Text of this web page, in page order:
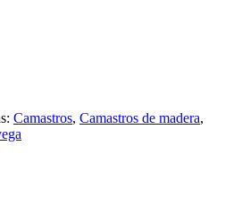
Camastros, Camastros de madera,